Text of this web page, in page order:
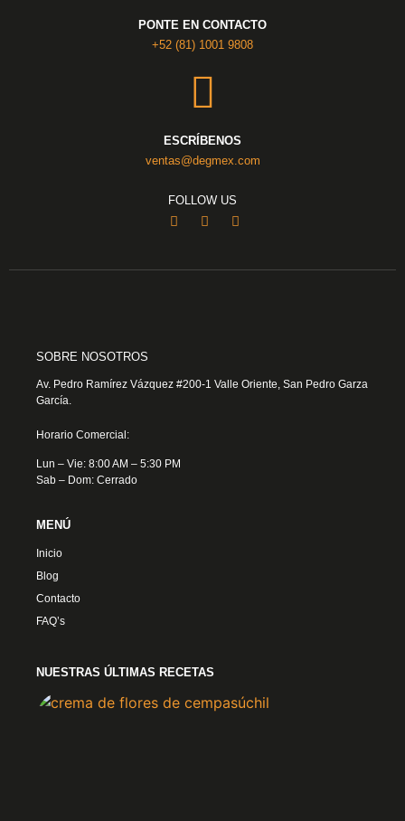
PONTE EN CONTACTO
+52 (81) 1001 9808
ESCRÍBENOS
ventas@degmex.com
FOLLOW US
SOBRE NOSOTROS
Av. Pedro Ramírez Vázquez #200-1 Valle Oriente, San Pedro Garza
García.
Horario Comercial:
Lun – Vie: 8:00 AM – 5:30 PM
Sab – Dom: Cerrado
MENÚ
Inicio
Blog
Contacto
FAQ’s
NUESTRAS ÚLTIMAS RECETAS